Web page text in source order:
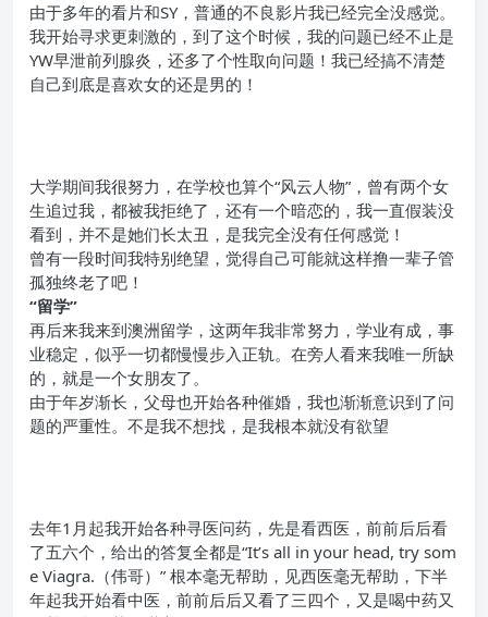
由于多年的看片和SY，普通的不良影片我已经完全没感觉。
我开始寻求更刺激的，到了这个时候，我的问题已经不止是
YW早泄前列腺炎，还多了个性取向问题！我已经搞不清楚
自己到底是喜欢女的还是男的！
大学期间我很努力，在学校也算个“风云人物”，曾有两个女
生追过我，都被我拒绝了，还有一个暗恋的，我一直假装没
看到，并不是她们长太丑，是我完全没有任何感觉！
曾有一段时间我特别绝望，觉得自己可能就这样撸一辈子管
孤独终老了吧！
“留学”
再后来我来到澳洲留学，这两年我非常努力，学业有成，事
业稳定，似乎一切都慢慢步入正轨。在旁人看来我唯一所缺
的，就是一个女朋友了。
由于年岁渐长，父母也开始各种催婚，我也渐渐意识到了问
题的严重性。不是我不想找，是我根本就没有欲望
去年1月起我开始各种寻医问药，先是看西医，前前后后看
了五六个，给出的答复全都是“It’s all in your head, try som
e Viagra.（伟哥）” 根本毫无帮助，见西医毫无帮助，下半
年起我开始看中医，前前后后又看了三四个，又是喝中药又